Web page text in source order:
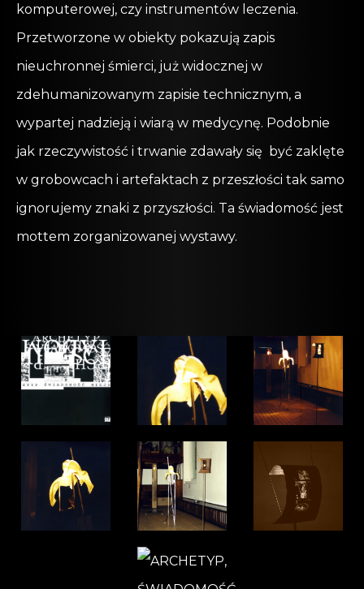
komputerowej, czy instrumentów leczenia.
Przetworzone w obiekty pokazują zapis
nieuchronnej śmierci, już widocznej w
zdehumanizowanym zapisie technicznym, a
wypartej nadzieją i wiarą w medycynę. Podobnie
jak rzeczywistość i trwanie zdawały się być zaklęte
w grobowcach i artefaktach z przeszłości tak samo
ignorujemy znaki z przyszłości. Ta świadomość jest
mottem zorganizowanej wystawy.